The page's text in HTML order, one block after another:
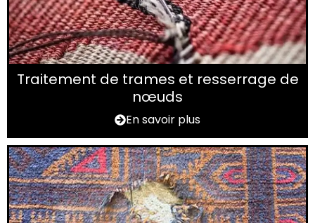
Traitement de trames et resserrage de
nœuds
En savoir plus